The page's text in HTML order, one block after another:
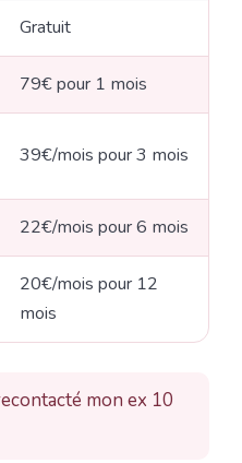
Gratuit
79€ pour 1 mois
39€/mois pour 3 mois
22€/mois pour 6 mois
20€/mois pour 12
mois
mon ex 10